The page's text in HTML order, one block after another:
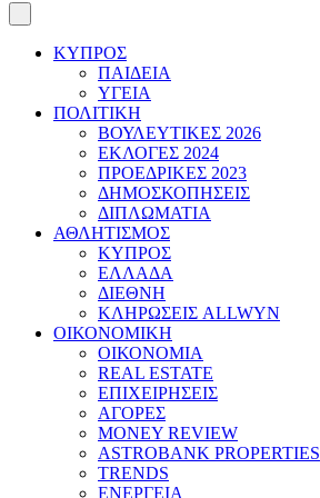
ΚΥΠΡΟΣ
ΠΑΙΔΕΙΑ
ΥΓΕΙΑ
ΠΟΛΙΤΙΚΗ
ΒΟΥΛΕΥΤΙΚΕΣ 2026
ΕΚΛΟΓΕΣ 2024
ΠΡΟΕΔΡΙΚΕΣ 2023
ΔΗΜΟΣΚΟΠΗΣΕΙΣ
ΔΙΠΛΩΜΑΤΙΑ
ΑΘΛΗΤΙΣΜΟΣ
ΚΥΠΡΟΣ
ΕΛΛΑΔΑ
ΔΙΕΘΝΗ
ΚΛΗΡΩΣΕΙΣ ALLWYN
ΟΙΚΟΝΟΜΙΚΗ
ΟΙΚΟΝΟΜΙΑ
REAL ESTATE
ΕΠΙΧΕΙΡΗΣΕΙΣ
ΑΓΟΡΕΣ
MONEY REVIEW
ASTROBANK PROPERTIES
TRENDS
ΕΝΕΡΓΕΙΑ